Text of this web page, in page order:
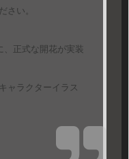
さい。
正式な開花が実装
ャラクターイラス